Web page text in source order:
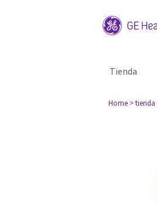
Tienda
Home > tienda